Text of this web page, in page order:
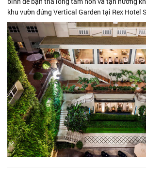
khu vườn đứng Vertical Garden tại Rex Hotel